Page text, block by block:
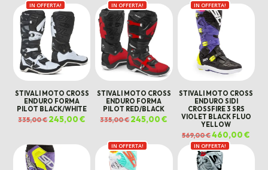
IN OFFERTA!
STIVALI MOTO CROSS
ENDURO FORMA
PILOT BLACK/WHITE
335,00€Il
prezzo
335,00 €.
245,00€
prezzo
245,00 €.
IN OFFERTA!
STIVALI MOTO CROSS
ENDURO FORMA
PILOT RED/BLACK
335,00€Il
prezzo
335,00 €.
245,00€
245,00 €.
IN OFFERTA!
STIVALI MOTO CROSS
ENDURO SIDI
CROSSFIRE 3 SRS
VIOLET BLACK FLUO
YELLOW
569,00€Il
prezzo
originale
era:
569,00 €.
460,00€
è:
IN OFFERTA! IN OFFERTA!